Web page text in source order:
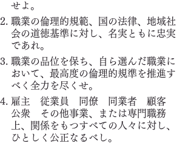
せよ。
職業の倫理的規範、国の法律、地域社
会の道徳基準に対し、名実ともに忠実
であれ。
職業の品位を保ち、自ら選んだ職業に
おいて、最高度の倫理的規準を推進す
べく全力を尽くせ。
雇主 従業員 同僚 同業者 顧客
公衆 その他事業、または専門職務
上、関係をもつすべての人々に対し、
ひとしく公正なるべし。